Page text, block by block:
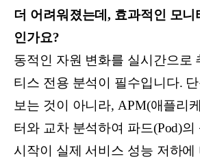
더 어려워졌는데, 효과적인 모니
인가요?
동적인 자원 변화를 실시간으로
티스 전용 분석이 필수입니다.
보는 것이 아니라, APM(애플리
터와 교차 분석하여 파드(Pod)의
시작이 실제 서비스 성능 저하에